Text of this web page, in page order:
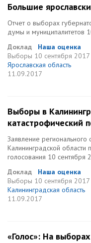
Большие
Отчет о выборах
думы и муниципалитетов
Доклад
Наша оценка
Выборы 10 сентября 2017
Ярославская область
11.09.2017
Выборы в
катастрофический
Заявление
Калининградской
голосования 10 сентября
Доклад
Наша оценка
Выборы 10 сентября 2017
Калининградская область
11.09.2017
«Голос»: На